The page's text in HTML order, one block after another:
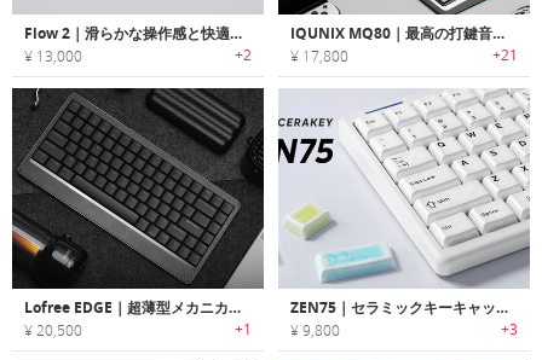
Flow 2｜滑らかな操作感と快適な打鍵感を両立！タッチバー搭載キーボード
¥ 13,000 +2
IQUNIX MQ80｜最高の打鍵音と快適さを備えた、アルミニウム製の薄型ロープロファイルキーボード
¥ 17,800 +21
Lofree EDGE｜超薄型メカニカルキーボード
¥ 20,500 +1
ZEN75｜セラミックキーキャップのロープロファイルキーボード
¥ 9,800 +3